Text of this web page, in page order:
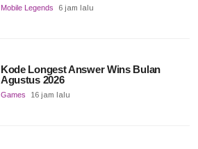
Mobile Legends 6 jam lalu
Kode Longest Answer Wins Bulan
Agustus 2026
Games 16 jam lalu